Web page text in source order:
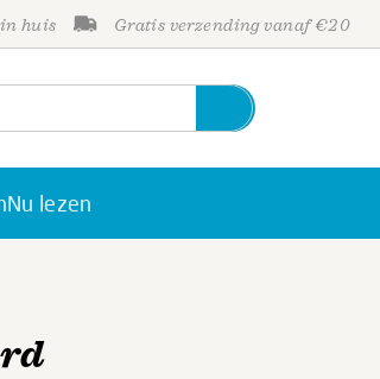
huis Gratis verzending vanaf €20
Nu lezen
Personen